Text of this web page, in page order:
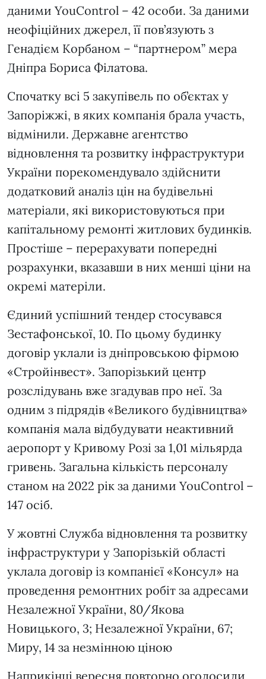
даними YouControl – 42 особи. За даними
неофіційних джерел, її пов’язують з
Генадієм Корбаном – “партнером” мера
Дніпра Бориса Філатова.
Спочатку всі 5 закупівель по об’єктах у
Запоріжжі, в яких компанія брала участь,
відмінили. Державне агентство
відновлення та розвитку інфраструктури
України порекомендувало здійснити
додатковий аналіз цін на будівельні
матеріали, які використовуються при
капітальному ремонті житлових будинків.
Простіше – перерахувати попередні
розрахунки, вказавши в них менші ціни на
окремі матеріли.
Єдиний успішний тендер стосувався
Зестафонської, 10. По цьому будинку
договір уклали із дніпровською фірмою
«Стройінвест». Запорізький центр
розслідувань вже згадував про неї. За
одним з підрядів «Великого будівництва»
компанія мала відбудувати неактивний
аеропорт у Кривому Розі за 1,01 мільярда
гривень. Загальна кількість персоналу
станом на 2022 рік за даними YouControl –
147 осіб.
У жовтні Служба відновлення та розвитку
інфраструктури у Запорізькій області
уклала договір із компанієї «Консул» на
проведення ремонтних робіт за адресами
Незалежної України, 80/Якова
Новицького, 3; Незалежної України, 67;
Миру, 14 за незмінною ціною
Наприкінці вересня повторно оголосили